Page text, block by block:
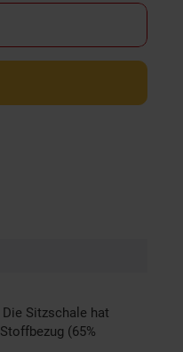
Sitzschale hat
(65%